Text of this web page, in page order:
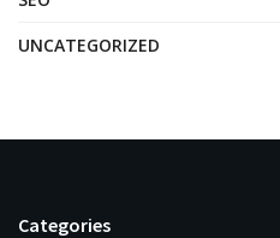
UNCATEGORIZED
Categories